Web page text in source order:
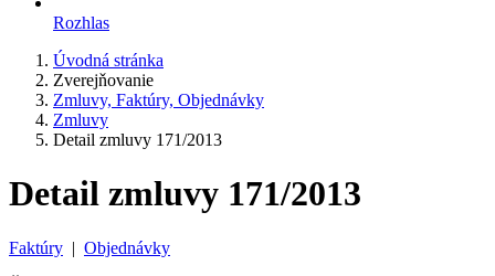
Rozhlas
Úvodná stránka
Zverejňovanie
Zmluvy, Faktúry, Objednávky
Zmluvy
Detail zmluvy 171/2013
Detail zmluvy 171/2013
Faktúry | Objednávky